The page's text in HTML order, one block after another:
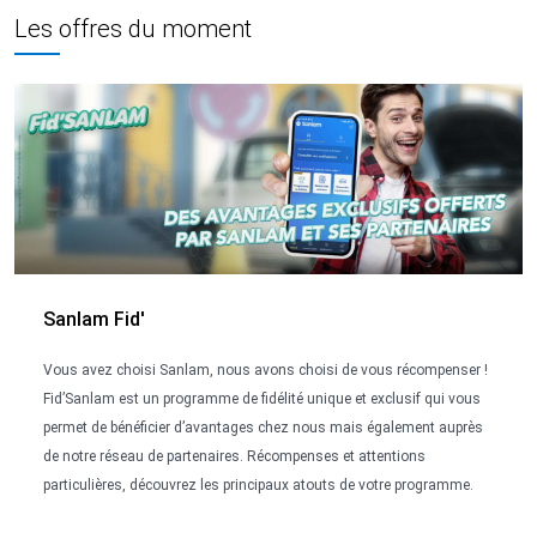
Les offres du moment
Sanlam Fid'
Vous avez choisi Sanlam, nous avons choisi de vous récompenser !
Fid’Sanlam est un programme de fidélité unique et exclusif qui vous
permet de bénéficier d’avantages chez nous mais également auprès
de notre réseau de partenaires. Récompenses et attentions
particulières, découvrez les principaux atouts de votre programme.